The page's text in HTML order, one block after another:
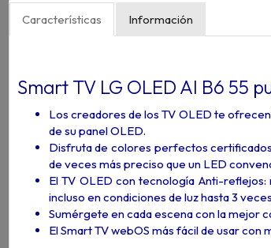
Características Información
Smart TV LG OLED AI B6 55
Los creadores de los TV OLED te
de su panel OLED.
Disfruta de colores perfectos
de veces más preciso que un LED
El TV OLED con tecnología Anti-
incluso en condiciones de luz hasta 3
Sumérgete en cada escena con la mejor
El Smart TV webOS más fácil de usar